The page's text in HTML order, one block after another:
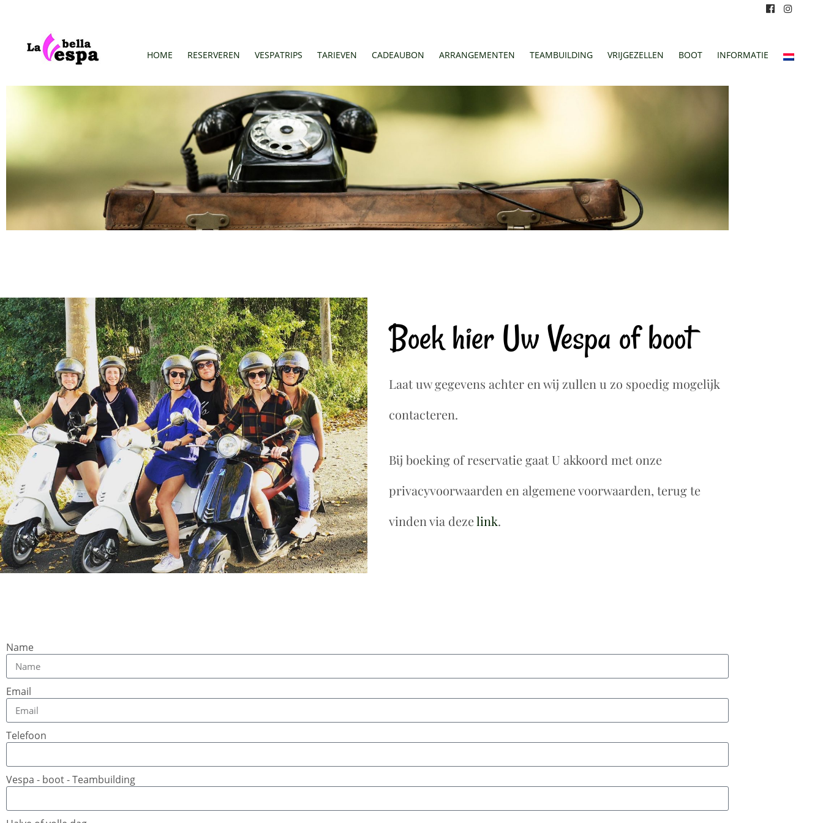
HOME RESERVEREN VESPATRIPS TARIEVEN CADEAUBON ARRANGEMENTEN TEAMBUILDING VRIJGEZELLEN BOOT INFORMATIE
Boek hier Uw Vespa of boot
Laat uw gegevens achter en wij zullen u zo spoedig mogelijk
contacteren.
Bij boeking of reservatie gaat U akkoord met onze
privacyvoorwaarden en algemene voorwaarden, terug te
vinden via dezelink.
Name
Email
Telefoon
Vespa - boot - Teambuilding